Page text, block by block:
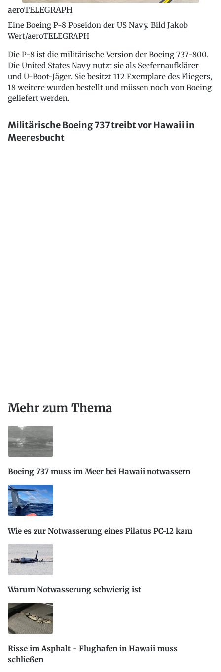
aeroTELEGRAPH
Eine Boeing P-8 Poseidon der US Navy. Bild Jakob
Wert/aeroTELEGRAPH
Die P-8 ist die militärische Version der Boeing 737-800.
Die United States Navy nutzt sie als Seefernaufklärer
und U-Boot-Jäger. Sie besitzt 112 Exemplare des Fliegers,
18 weitere wurden bestellt und müssen noch von Boeing
geliefert werden.
Militärische Boeing 737 treibt vor Hawaii in
Meeresbucht
Mehr zum Thema
Boeing 737 muss im Meer bei Hawaii notwassern
Wie es zur Notwasserung eines Pilatus PC-12 kam
Warum Notwasserung schwierig ist
Risse im Asphalt - Flughafen in Hawaii muss
schließen